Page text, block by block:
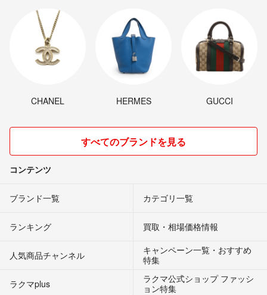
CHANEL HERMES GUCCI
すべてのブランドを見る
コンテンツ
ブランド一覧 カテゴリ一覧
ランキング 買取・相場価格情報
人気商品チャンネル
キャンペーン一覧・おすすめ
特集
ラクマplus
ラクマ公式ショップ ファッシ
ョン特集